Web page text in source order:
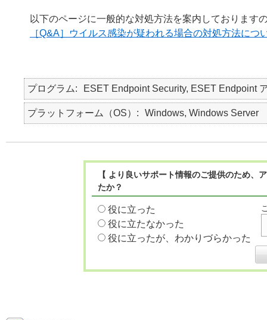
以下のページに一般的な対処方法を案内しております
［Q&A］ウイルス感染が疑われる場合の対処方法につ
プログラム ESET Endpoint Security, ESET Endpoint
プラットフォーム（OS） Windows, Windows Server
【 より良いサポート情報のご提供のため
たか？
役に立った
役に立たなかった
役に立ったが、わかりづらかった